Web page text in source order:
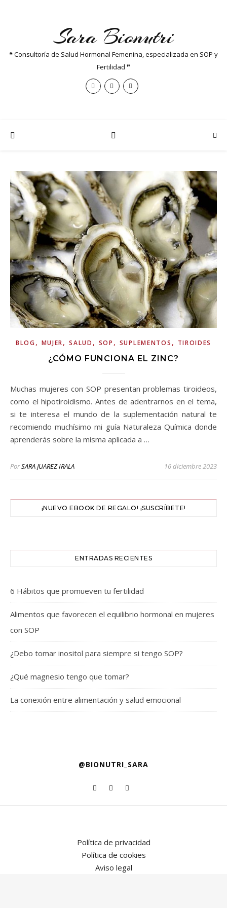
Sara Bionutri
❝ Consultoría de Salud Hormonal Femenina, especializada en SOP y
Fertilidad ❞
BLOG, MUJER,SALUD , SOP , SUPLEMENTOS , TIROIDES
¿CÓMO FUNCIONA EL ZINC?
Muchas mujeres con SOP presentan problemas tiroideos,
como el hipotiroidismo. Antes de adentrarnos en el tema,
si te interesa el mundo de la suplementación natural te
recomiendo muchísimo mi guía Naturaleza Química donde
aprenderás sobre la misma aplicada a …
PorSARA JUAREZ IRALA 16 diciembre 2023
¡NUEVO EBOOK DE REGALO! ¡SUSCRÍBETE!
ENTRADAS RECIENTES
6 Hábitos que promueven tu fertilidad
Alimentos que favorecen el equilibrio hormonal en mujeres
con SOP
¿Debo tomar inositol para siempre si tengo SOP?
¿Qué magnesio tengo que tomar?
La conexión entre alimentación y salud emocional
@BIONUTRI_SARA
Política de privacidad
Política de cookies
Aviso legal